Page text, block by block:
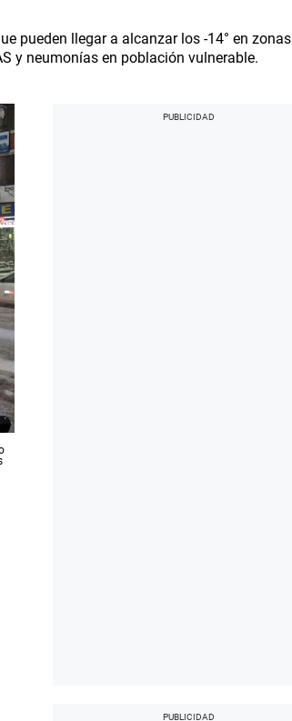
pueden llegar a alcanzar los -14° en zonas
y neumonías en población vulnerable.